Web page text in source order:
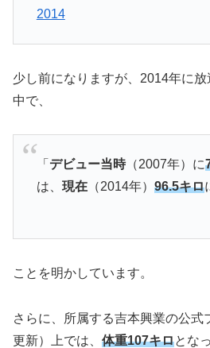
2014
少し前になりますが、2014年に
中で、
「 デビュー当時（2007年）に
は、 現在（2014年） 96.5キロ
ことを明かしています。
さらに、所属する吉本興業の公式
更新）上では、 体重107キロとな